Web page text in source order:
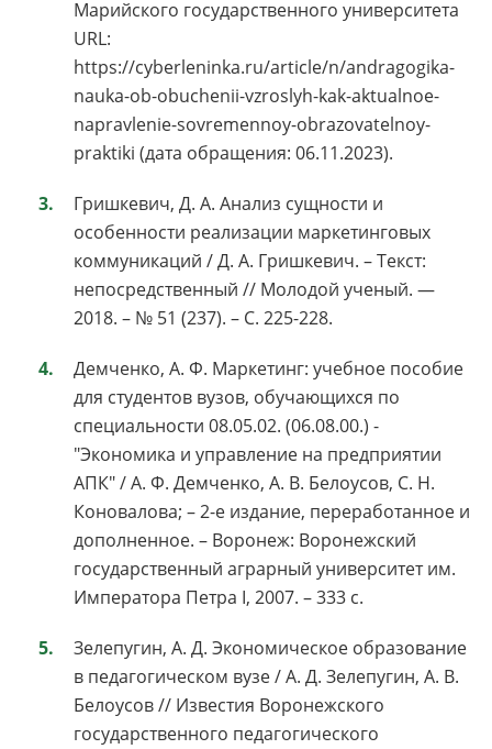
Марийского государственного университета
URL:
https://cyberleninka.ru/article/n/andragogika-
nauka-ob-obuchenii-vzroslyh-kak-aktualnoe-
napravlenie-sovremennoy-obrazovatelnoy-
praktiki (дата обращения: 06.11.2023).
Гришкевич, Д. А. Анализ сущности и
особенности реализации маркетинговых
коммуникаций / Д. А. Гришкевич. – Текст:
непосредственный // Молодой ученый. —
2018. – № 51 (237). – С. 225-228.
Демченко, А. Ф. Маркетинг: учебное пособие
для студентов вузов, обучающихся по
специальности 08.05.02. (06.08.00.) -
"Экономика и управление на предприятии
АПК" / А. Ф. Демченко, А. В. Белоусов, С. Н.
Коновалова; – 2-е издание, переработанное и
дополненное. – Воронеж: Воронежский
государственный аграрный университет им.
Императора Петра I, 2007. – 333 с.
Зелепугин, А. Д. Экономическое образование
в педагогическом вузе / А. Д. Зелепугин, А. В.
Белоусов // Известия Воронежского
государственного педагогического